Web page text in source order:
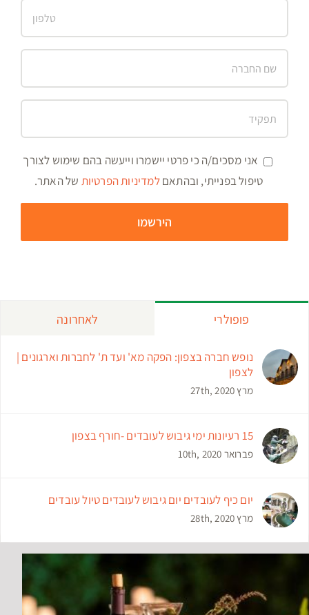
אני מסכים/ה כי פרטי יישמרו וייעשה בהם שימוש לצורך
טיפול בפנייתי, ובהתאםלמדיניות הפרטיות של האתר.
פופולרי לאחרונה
נופש חברה בצפון: הפקה מא' ועד ת' לחברות וארגונים |
לצפון
מרץ 27th, 2020
15 רעיונות ימי גיבוש לעובדים -חורף בצפון
פברואר 10th, 2020
יום כיף לעובדים יום גיבוש לעובדים טיול עובדים
מרץ 28th, 2020